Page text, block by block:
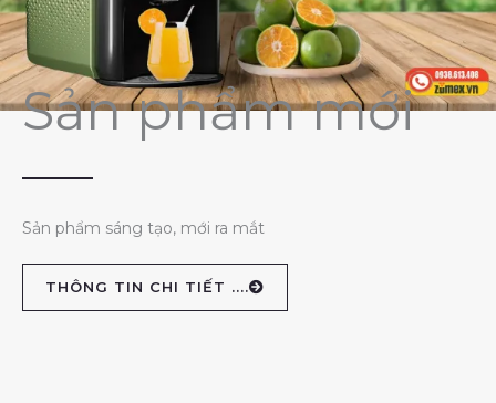
Sản phẩm mới
Sản phẩm sáng tạo, mới ra mắt
THÔNG TIN CHI TIẾT ....